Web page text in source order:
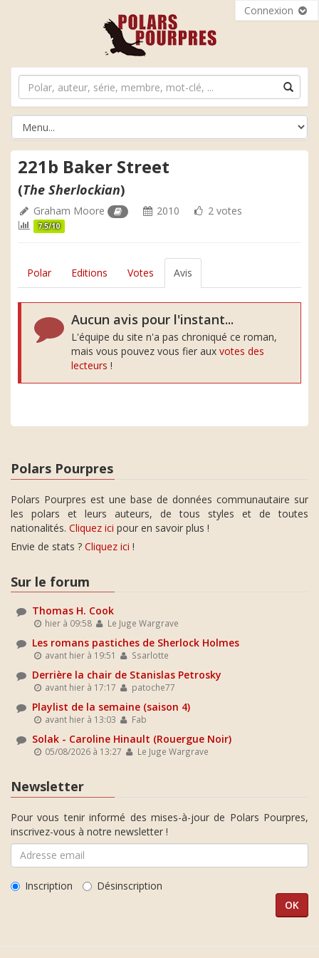
Connexion
221b Baker Street
(The Sherlockian)
Graham Moore 2010 2 votes
7.5/10
Polar Editions Votes Avis
Aucun avis pour l'instant...
L'équipe du site n'a pas chroniqué ce roman,
mais vous pouvez vous fier aux votes des
lecteurs !
Polars Pourpres
Polars Pourpres est une base de données communautaire sur
les polars et leurs auteurs, de tous styles et de toutes
nationalités. Cliquez ici pour en savoir plus !
Envie de stats ? Cliquez ici !
Sur le forum
Thomas H. Cook
hier à 09:58 Le Juge Wargrave
Les romans pastiches de Sherlock Holmes
avant hier à 19:51 Ssarlotte
Derrière la chair de Stanislas Petrosky
avant hier à 17:17 patoche77
Playlist de la semaine (saison 4)
avant hier à 13:03 Fab
Solak - Caroline Hinault (Rouergue Noir)
05/08/2026 à 13:27 Le Juge Wargrave
Newsletter
Pour vous tenir informé des mises-à-jour de Polars Pourpres,
inscrivez-vous à notre newsletter !
Inscription Désinscription